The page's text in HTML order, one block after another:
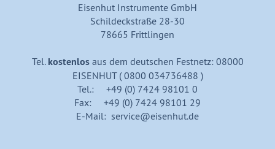
Eisenhut Instrumente GmbH
Schildeckstraße 28-30
78665 Frittlingen
Tel. kostenlosaus dem deutschen Festnetz: 08000
EISENHUT ( 0800 034736488 )
Tel.: +49 (0) 7424 98101 0
Fax: +49 (0) 7424 98101 29
E-Mail: service@eisenhut.de